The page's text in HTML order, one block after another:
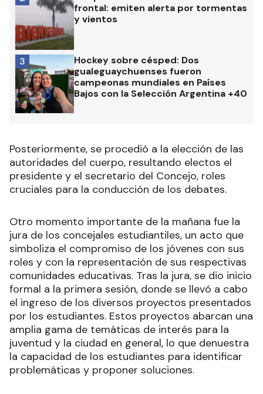
frontal: emiten alerta por tormentas
y vientos
Hockey sobre césped: Dos
gualeguaychuenses fueron
campeonas mundiales en Países
Bajos con la Selección Argentina +40
3
Posteriormente, se procedió a la elección de las
autoridades del cuerpo, resultando electos el
presidente y el secretario del Concejo, roles
cruciales para la conducción de los debates.
Otro momento importante de la mañana fue la
jura de los concejales estudiantiles, un acto que
simboliza el compromiso de los jóvenes con sus
roles y con la representación de sus respectivas
comunidades educativas. Tras la jura, se dio inicio
formal a la primera sesión, donde se llevó a cabo
el ingreso de los diversos proyectos presentados
por los estudiantes. Estos proyectos abarcan una
amplia gama de temáticas de interés para la
juventud y la ciudad en general, lo que denuestra
la capacidad de los estudiantes para identificar
problemáticas y proponer soluciones.